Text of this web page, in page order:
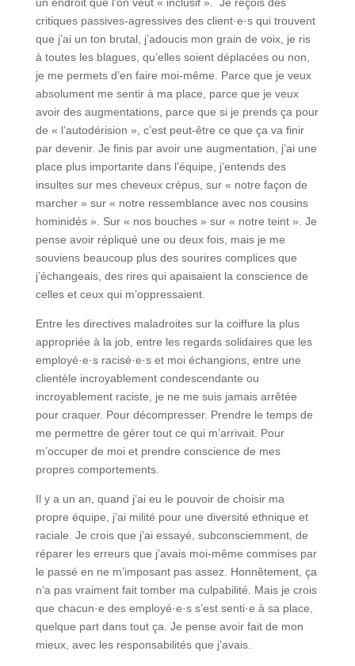
critiques passives-agressives des client·e·s qui trouvent
que j’ai un ton brutal, j’adoucis mon grain de voix, je ris
à toutes les blagues, qu’elles soient déplacées ou non,
je me permets d’en faire moi-même. Parce que je veux
absolument me sentir à ma place, parce que je veux
avoir des augmentations, parce que si je prends ça pour
de « l’autodérision », c’est peut-être ce que ça va finir
par devenir. Je finis par avoir une augmentation, j’ai une
place plus importante dans l’équipe, j’entends des
insultes sur mes cheveux crépus, sur « notre façon de
marcher » sur « notre ressemblance avec nos cousins
hominidés ». Sur « nos bouches » sur « notre teint ». Je
pense avoir répliqué une ou deux fois, mais je me
souviens beaucoup plus des sourires complices que
j’échangeais, des rires qui apaisaient la conscience de
celles et ceux qui m’oppressaient.
Entre les directives maladroites sur la coiffure la plus
appropriée à la job, entre les regards solidaires que les
employé·e·s racisé·e·s et moi échangions, entre une
clientèle incroyablement condescendante ou
incroyablement raciste, je ne me suis jamais arrêtée
pour craquer. Pour décompresser. Prendre le temps de
me permettre de gérer tout ce qui m’arrivait. Pour
m’occuper de moi et prendre conscience de mes
propres comportements.
Il y a un an, quand j’ai eu le pouvoir de choisir ma
propre équipe, j’ai milité pour une diversité ethnique et
raciale. Je crois que j’ai essayé, subconsciemment, de
réparer les erreurs que j’avais moi-même commises par
le passé en ne m’imposant pas assez. Honnêtement, ça
n’a pas vraiment fait tomber ma culpabilité. Mais je crois
que chacun·e des employé·e·s s’est senti·e à sa place,
quelque part dans tout ça. Je pense avoir fait de mon
mieux, avec les responsabilités que j’avais.